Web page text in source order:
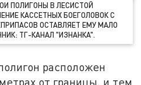
ПОЛИГОНЫ В ЛЕСИСТОЙ
КАССЕТНЫХ БОЕГОЛОВОК С
ОСТАВЛЯЕТ ЕМУ МАЛО
ТГ-КАНАЛ "ИЗНАНКА".
расположен
от границы, и тем